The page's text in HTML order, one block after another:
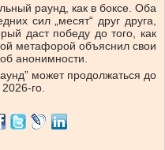
раунд, как в боксе. Оба
сил „месят“ друг друга,
даст победу до того, как
метафорой объяснил свои
анонимности.
может продолжаться до
го.